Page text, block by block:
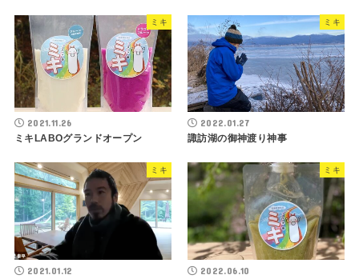
ミキ
2021.11.26
ミキLABOグランドオープン
ミキ
2022.01.27
諏訪湖の御神渡り神事
ミキ
2021.01.12
ミキ
2022.06.10